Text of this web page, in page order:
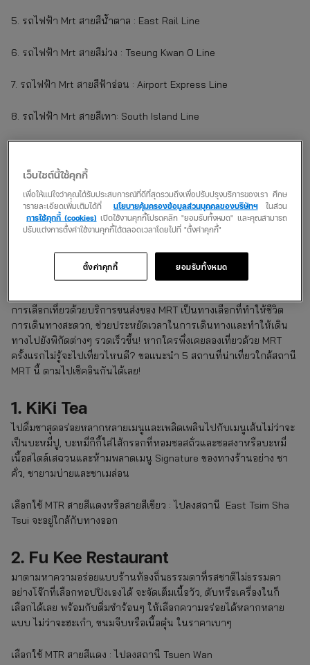
5. รถไฟฟ้า Mrt สายสีน้ำตาล : East Rail Line
6. รถไฟฟ้า Mrt สายสีม่วง : Tseung Kwan O Line
7. รถไฟฟ้า Mrt สายสีฟ้าอ่อน : Airport Express Line
8. รถไฟฟ้า Mrt สายสีเทา: South Island Line
10. รถไฟฟ้า Mrt สายสีเหลือง : Disneyland Resort Line
11. รถไฟฟ้า Mrt สายเขียวอ่อน : Light Rail Line
เปิดพิกัดเที่ยวด้วย mtr ฮ่องกง
เช็คอินร้านไหนดี?
การเลือกเที่ยวด้วยบริการขนส่งของ MRT เป็นทางเลือกที่ทำให้ชีวิต
การเดินทางสะดวก, ช่วยประหยัดเวลาในการเดินทางและทำให้เดิน
ทางไปยังพิกัดต่างๆ รวดเร็วขึ้น! หากใครพึ่งเคยลองเที่ยวด้วย MRT
ครั้งแรกไม่รู้จะไปเที่ยวไหนดี? ขอแนะนำ 5 สถานที่น่าเที่ยวใกล้สถานี
MRT นี้ ตามไปเช็คอินกันได้เลย!
1. KiKi Tea
ไปดื่มชาสุดอร่อยหลากหลายเมนูและเพลิดเพลินไปกับเมนูเส้นไม่ว่าจะ
เป็นบะหมี่ปู, บะหมี่กีกี้ใส่ไส้กรอกที่หอมซอสถั่วและซอสงาหรือบะหมี่
เนื้อสไตล์เสฉวนและห้ามพลาดเมนู Signature ของทางร้านอย่าง ชา
คั่ว, ชายามบ่ายและชาเมล่อน
เลือกใช้ MTR สายสีแดงหรือสายสีเขียว : ไปลงสถานี East Tsim Sha
Tsui จะอยู่ใกล้กับทางออก
2. Fu Kee Restaurant
มาตามหาความอร่อยแบบร้านท้องถิ่นธรรมดาที่รสชาติไม่ธรรมดา
อย่างโจ๊กที่เลือกทอปปิงเองได้ จะจัดเต็มเนื้อวัว, ตับหรือเครื่องในก็
เลือกได้เลย พร้อมกับติ่มซำร้อนๆ ให้เลือกความอร่อยได้หลากหลาย
แบบ ไม่ว่าจะฮะเก๋า, ขนมจีบหรือเนื้อตุ๋น ในราคาเบาๆ
เลือกใช้ MTR สายสีแดง : ไปลงสถานี Tsuen Wan
เว็บไซต์นี้ใช้คุกกี้
เพื่อให้แน่ใจว่าคุณได้รับประสบการณ์ที่ดีที่สุดรวมถึงเพื่อปรับปรุงบริการของเรา ศึกษ
ารายละเอียดเพิ่มเติมได้ที่
นโยบายคุ้มครองข้อมูลส่วนบุคคลของบริษัทฯในส่วน
การใช้คุกกี้ (cookies) เปิดใช้งานคุกกี้โปรดคลิก "ยอมรับทั้งหมด" และคุณสามารถ
ปรับแต่งการตั้งค่าใช้งานคุกกี้ได้ตลอดเวลาโดยไปที่ "ตั้งค่าคุกกี้"
ยอมรับทั้งหมด
ตั้งค่าคุกกี้